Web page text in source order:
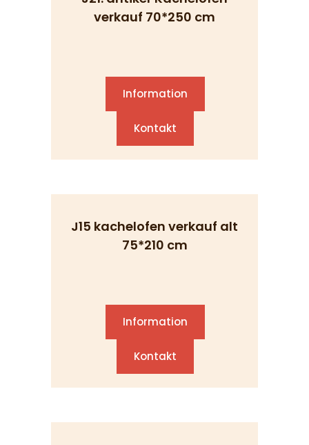
verkauf 70*250 cm
Information
Kontakt
J15 kachelofen verkauf alt
75*210 cm
Information
Kontakt